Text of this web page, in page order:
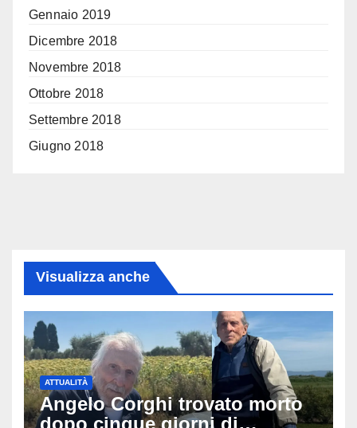
Gennaio 2019
Dicembre 2018
Novembre 2018
Ottobre 2018
Settembre 2018
Giugno 2018
Visualizza anche
ATTUALITÀ
Angelo Corghi trovato morto